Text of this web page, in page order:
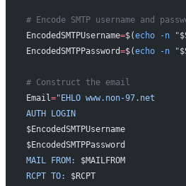
# Encode SMTP username and
EncodedSMTPUsername=$(echo -n "
EncodedSMTPPassword=$(echo -n "
# Construct the email
Email="EHLO www.non-97.net
AUTH LOGIN
$EncodedSMTPUsername
$EncodedSMTPPassword
MAIL FROM: $MAILFROM
RCPT TO: $RCPT